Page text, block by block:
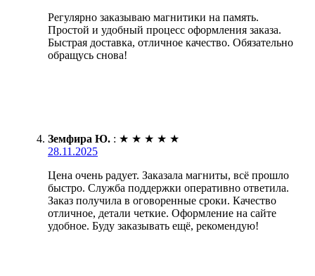
Регулярно заказываю магнитики на память.
Простой и удобный процесс оформления заказа.
Быстрая доставка, отличное качество. Обязательно
обращусь снова!
Земфира Ю. : ★ ★ ★ ★ ★
28.11.2025
Цена очень радует. Заказала магниты, всё прошло
быстро. Служба поддержки оперативно ответила.
Заказ получила в оговоренные сроки. Качество
отличное, детали четкие. Оформление на сайте
удобное. Буду заказывать ещё, рекомендую!